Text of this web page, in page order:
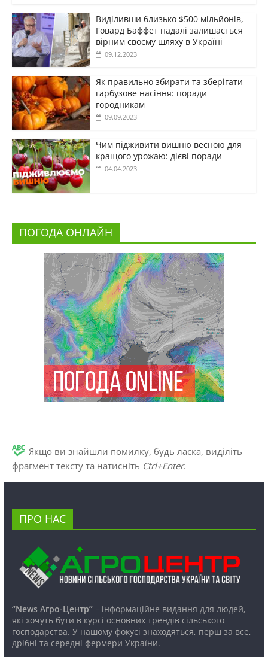
Виділивши близько $500 мільйонів,
Говард Баффет надалі залишається
вірним своєму шляху в Україні
09.12.2023
Як правильно збирати та зберігати
гарбузове насіння: поради
городникам
09.09.2023
Чим підживити вишню весною для
кращого урожаю: дієві поради
04.04.2023
ПОГОДА ОНЛАЙН
Якщо ви знайшли помилку, будь ласка, виділіть
фрагмент тексту та натисніть Ctrl+Enter.
ПРО НАС
“News Агро-Центр”– інформаційне видання для людей,
які хочуть бути в курсі основних трендів сільського
господарства. У нашому фокусі знаходяться, перш за все,
дрібні та середні фермери України.